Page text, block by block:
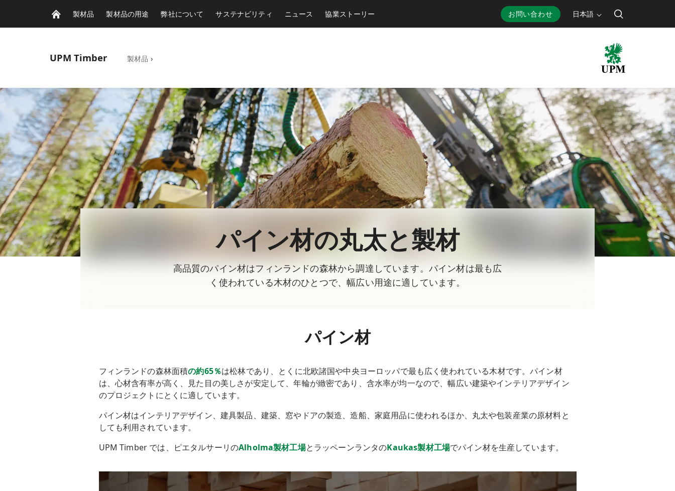
お問い合わせ 日本語
製材品 製材品の用途 弊社について サステナビリティ ニュース 協業ストーリー
UPM Timber 製材品 ›
パイン材の丸太と製材
高品質のパイン材はフィンランドの森林から調達しています。パイン材は最も広
く使われている木材のひとつで、幅広い用途に適しています。
パイン材
フィンランドの森林面積の約65％は松林であり、とくに北欧諸国や中央ヨーロッパで最も広く使われている木材です。パイン材
は、心材含有率が高く、見た目の美しさが安定して、年輪が緻密であり、含水率が均一なので、幅広い建築やインテリアデザイン
のプロジェクトにとくに適しています。
パイン材はインテリアデザイン、建具製品、建築、窓やドアの製造、造船、家庭用品に使われるほか、丸太や包装産業の原材料と
しても利用されています。
UPM Timber では、ピエタルサーリのAlholma製材工場とラッペーンランタのKaukas製材工場でパイン材を生産しています。